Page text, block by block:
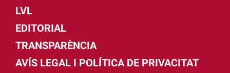
LVL
EDITORIAL
TRANSPARÈNCIA
AVÍS LEGAL I POLÍTICA DE PRIVACITAT